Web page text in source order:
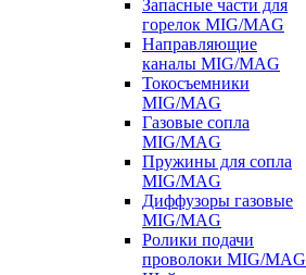
Запасные части для
горелок MIG/MAG
Направляющие
каналы MIG/MAG
Токосъемники
MIG/MAG
Газовые сопла
MIG/MAG
Пружины для сопла
MIG/MAG
Диффузоры газовые
MIG/MAG
Ролики подачи
проволоки MIG/MAG